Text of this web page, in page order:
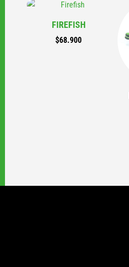
FIREFISH
$68.900